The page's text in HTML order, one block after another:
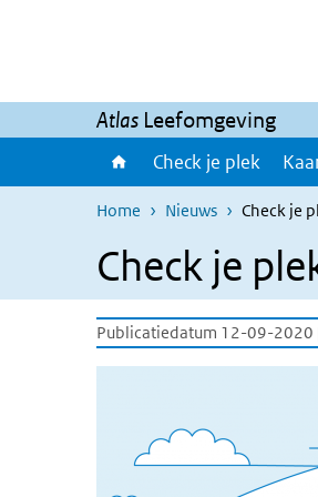
Atlas Leefomgeving
Check je plek
Home Nieuws Check je
Check je
Publicatiedatum 12-09-2020